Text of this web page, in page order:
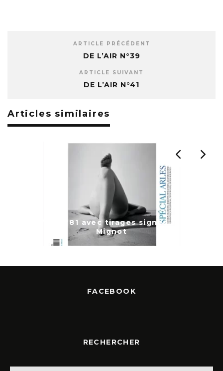
ARTICLE PRÉCÉDENT
DE L’AIR N°39
ARTICLE SUIVANT
DE L’AIR N°41
Articles similaires
de l’air n°61
FACEBOOK
RECHERCHER